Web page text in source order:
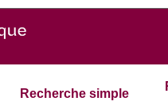
Recherche simple